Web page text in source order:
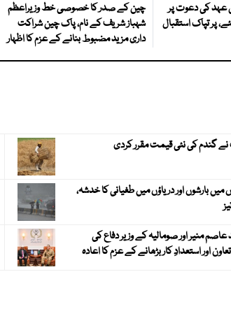
عہد کی دعوت پر
پر تپاک استقبال
چین کے صدر کا خصوصی خط وزیراعظم
شہباز شریف کے نام، پاک چین شراکت
داری مزید مضبوط بنانے کے عزم کا اظہار
گندم کی نئی قیمت مقرر کردی
گھنٹوں میں بارشوں اور دریاؤں میں طغیانی کا خدشہ،
منیر اور صومالیہ کے وزیر دفاع کی
اور استعدادِ کار بڑھانے کے عزم کا اعادہ